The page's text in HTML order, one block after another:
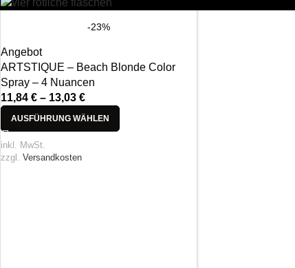
-23%
Angebot
ARTSTIQUE – Beach Blonde Color
Spray – 4 Nuancen
11,84 €– 13,03 €
AUSFÜHRUNG WÄHLEN
inkl. MwSt.
zzgl. Versandkosten